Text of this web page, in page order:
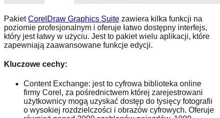
PakietCorelDraw Graphics Suite zawiera kilka funkcji na
poziomie profesjonalnym i oferuje łatwo dostępny interfejs,
który jest łatwy w użyciu. Jest to pakiet wielu aplikacji, które
zapewniają zaawansowane funkcje edycji.
Kluczowe cechy:
Content Exchange: jest to cyfrowa biblioteka online
firmy Corel, za pośrednictwem której zarejestrowani
użytkownicy mogą uzyskać dostęp do tysięcy fotografii
o wysokiej rozdzielczości i obrazów cyfrowych. Oferuje